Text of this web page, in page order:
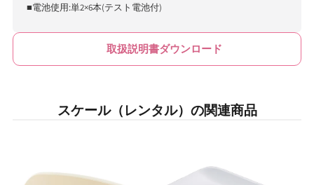
■電池使用:単2×6本(テスト電池付)
取扱説明書ダウンロード
スケール（レンタル）の関連商品